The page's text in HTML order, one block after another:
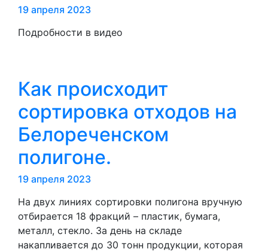
19 апреля 2023
Подробности в видео
Как происходит
сортировка отходов на
Белореченском
полигоне.
19 апреля 2023
На двух линиях сортировки полигона вручную
отбирается 18 фракций – пластик, бумага,
металл, стекло. За день на складе
накапливается до 30 тонн продукции, которая